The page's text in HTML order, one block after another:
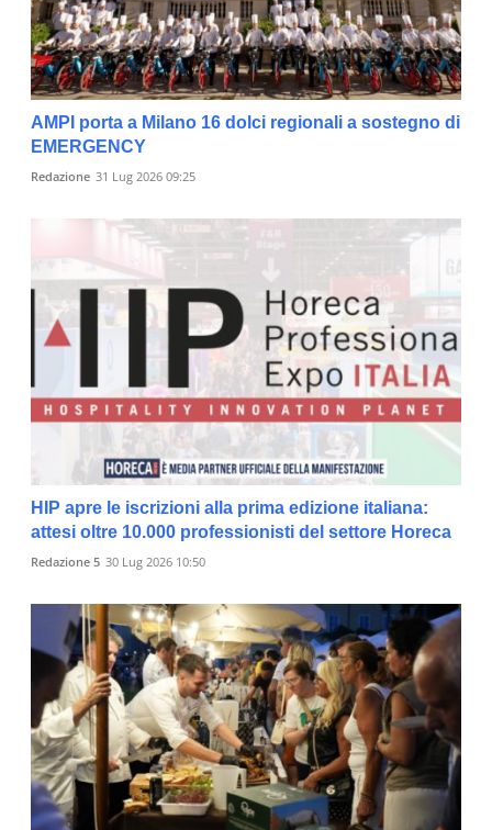
AMPI porta a Milano 16 dolci regionali a sostegno di
EMERGENCY
Redazione 31 Lug 2026 09:25
HIP apre le iscrizioni alla prima edizione italiana:
attesi oltre 10.000 professionisti del settore Horeca
Redazione 5 30 Lug 2026 10:50